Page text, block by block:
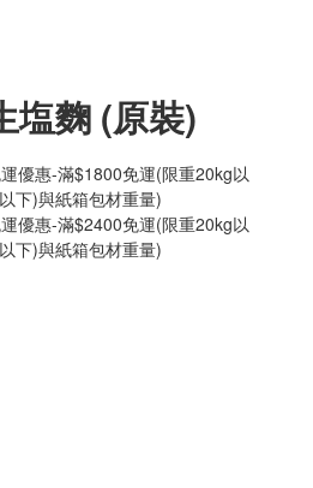
塩麴 (原裝)
優惠-滿$1800免運(限重20kg以
下)與紙箱包材重量)
優惠-滿$2400免運(限重20kg以
下)與紙箱包材重量)